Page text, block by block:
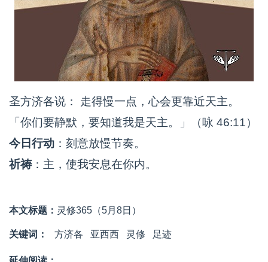
圣方济各说： 走得慢一点，心会更靠近天主。
「你们要静默，要知道我是天主。」（咏 46:11）
今日行动 ：刻意放慢节奏。
祈祷：主，使我安息在你内。
本文标题： 灵修365（5月8日）
关键词： 方济各 亚西西 灵修 足迹